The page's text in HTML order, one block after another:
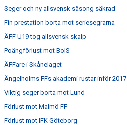
Seger och ny allsvensk säsong säkrad
Fin prestation borta mot seriesegrarna
ÄFF U19 tog allsvensk skalp
Poängförlust mot BoIS
ÄFFare i Skånelaget
Ängelholms FFs akademi rustar inför 2017
Viktig seger borta mot Lund
Förlust mot Malmö FF
Förlust mot IFK Göteborg